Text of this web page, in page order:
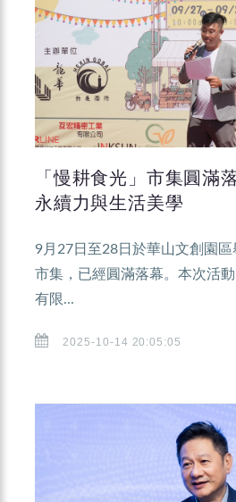
「慢耕食光」市集圓
永續力與生活美學
9月27日至28日於華山文創園區
市集，已經圓滿落幕。本次活
有限...
2025-10-14 20:05:05